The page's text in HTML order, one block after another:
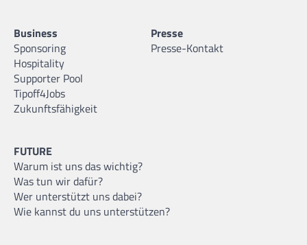
Business
Sponsoring
Hospitality
Supporter Pool
Tipoff4Jobs
Zukunftsfähigkeit
Presse
Presse-Kontakt
FUTURE
Warum ist uns das wichtig?
Was tun wir dafür?
Wer unterstützt uns dabei?
Wie kannst du uns unterstützen?